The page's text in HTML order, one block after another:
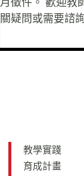
月徵件。 歡迎教
關疑問或需要諮
教學實踐
育成計畫